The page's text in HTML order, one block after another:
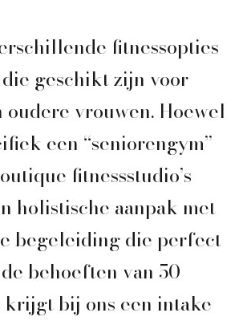
fitnessopties
geschikt zijn voor
oudere vrouwen. Hoewel
een “seniorengym”
fitnessstudio’s
holistische aanpak met
begeleiding die perfect
behoeften van 50-
krijgt bij ons een intake